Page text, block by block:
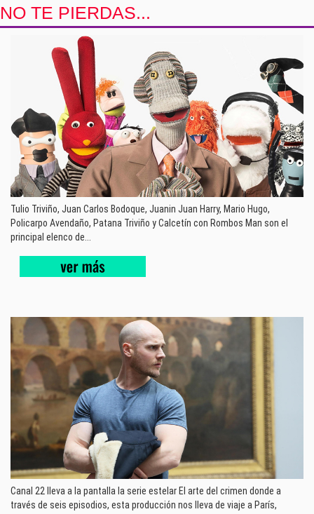
NO TE PIERDAS...
Tulio Triviño, Juan Carlos Bodoque, Juanin Juan Harry, Mario Hugo,
Policarpo Avendaño, Patana Triviño y Calcetín con Rombos Man son el
principal elenco de...
Canal 22 lleva a la pantalla la serie estelar El arte del crimen donde a
través de seis episodios, esta producción nos lleva de viaje a París,